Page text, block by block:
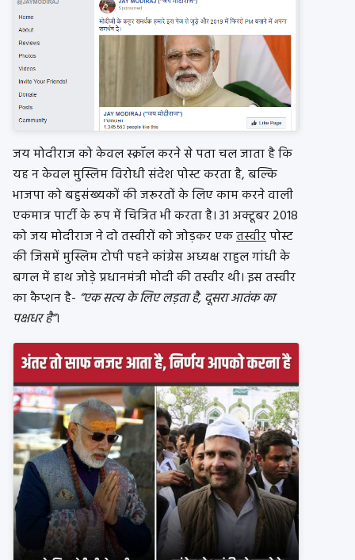
जय मोदीराज को केवल स्क्रॉल करने से पता चल जाता है कि
यह न केवल मुस्लिम विरोधी संदेश पोस्ट करता है, बल्कि
भाजपा को बहुसंख्यकों की जरूरतों के लिए काम करने वाली
एकमात्र पार्टी के रूप में चित्रित भी करता है। 31 अक्टूबर 2018
को जय मोदीराज ने दो तस्वीरों को जोड़कर एकतस्वीरपोस्ट
की जिसमें मुस्लिम टोपी पहने कांग्रेस अध्यक्ष राहुल गांधी के
बगल में हाथ जोड़े प्रधानमंत्री मोदी की तस्वीर थी। इस तस्वीर
का कैप्शन है- “एक सत्य के लिए लड़ता है, दूसरा आतंक का
पक्षधर है”।